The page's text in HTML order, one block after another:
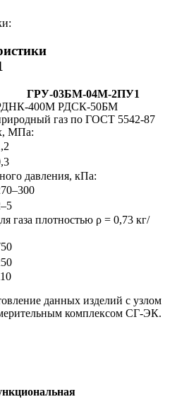
ГРУ-03БМ-04М-2ПУ1
400М РДСК-50БМ
газ по ГОСТ 5542-87
МПа:
давления, кПа:
газа плотностью ρ = 0,73 кг/
данных изделий с узлом
комплексом СГ-ЭК.